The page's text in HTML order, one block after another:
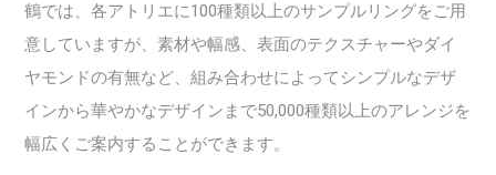
鶴では、各アトリエに100種類以上のサンプルリングをご用
意していますが、素材や幅感、表面のテクスチャーやダイ
ヤモンドの有無など、組み合わせによってシンプルなデザ
インから華やかなデザインまで50,000種類以上のアレンジを
幅広くご案内することができます。